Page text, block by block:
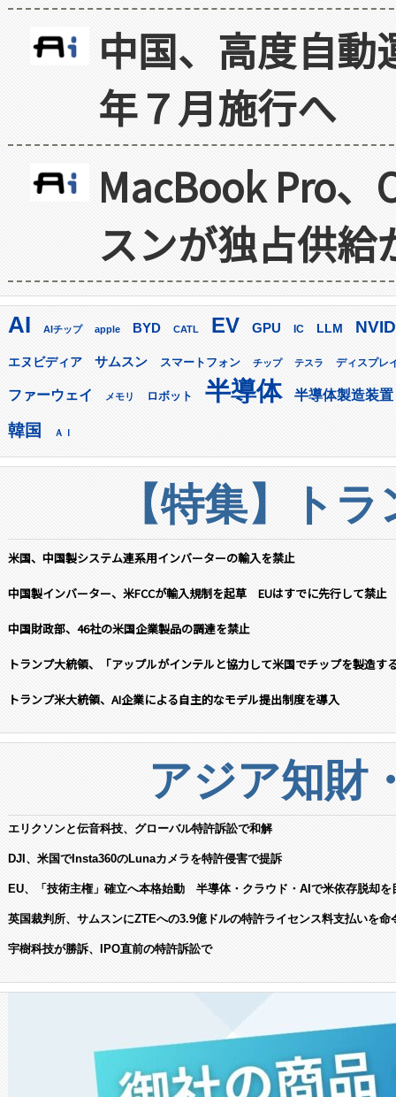
中国、高度自
年７月施行へ
MacBook Pro
スンが独占供給
AI AIチップ apple BYD CATL EV GPU IC LLM
エヌビディア サムスン スマートフォン チップ テスラ ディスプレ
ファーウェイ メモリ ロボット 半導体 半導体製造装置
韓国 ＡＩ
【特集】ト
米国、中国製システム連系用インバーターの輸入を禁止
中国製インバーター、米FCCが輸入規制を起草 EUはすでに先行して禁止
中国財政部、46社の米国企業製品の調達を禁止
トランプ大統領、「アップルがインテルと協力して米国でチップを製造す
トランプ米大統領、AI企業による自主的なモデル提出制度を導入
アジア知財
エリクソンと伝音科技、グローバル特許訴訟で和解
DJI、米国でInsta360のLunaカメラを特許侵害で提訴
EU、「技術主権」確立へ本格始動 半導体・クラウド・AIで米依存脱却を
英国裁判所、サムスンにZTEへの3.9億ドルの特許ライセンス料支払いを命
宇樹科技が勝訴、IPO直前の特許訴訟で